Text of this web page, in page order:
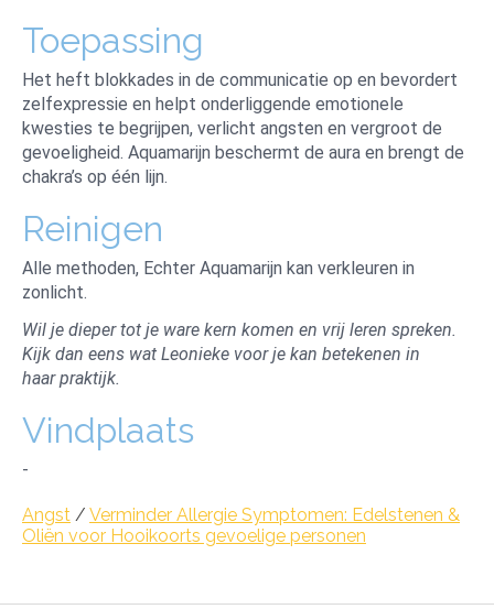
Toepassing
Het heft blokkades in de communicatie op en bevordert
zelfexpressie en helpt onderliggende emotionele
kwesties te begrijpen, verlicht angsten en vergroot de
gevoeligheid. Aquamarijn beschermt de aura en brengt de
chakra’s op één lijn.
Reinigen
Alle methoden, Echter Aquamarijn kan verkleuren in
zonlicht.
Wil je dieper tot je ware kern komen en vrij leren spreken.
Kijk dan eens wat Leonieke voor je kan betekenen in
haar praktijk.
Vindplaats
-
Angst / Verminder Allergie Symptomen: Edelstenen &
Oliën voor Hooikoorts gevoelige personen